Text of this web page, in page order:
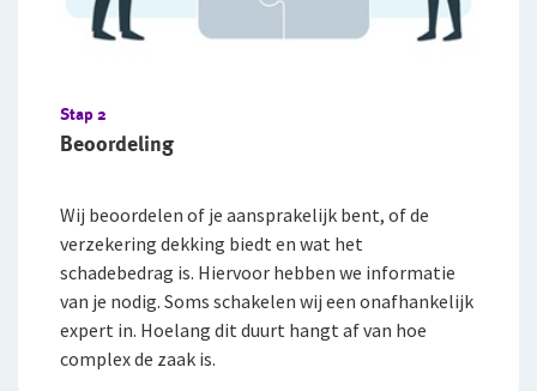
Beoordeling
Stap 2
Wij beoordelen of je aansprakelijk bent, of de
verzekering dekking biedt en wat het
schadebedrag is. Hiervoor hebben we informatie
van je nodig. Soms schakelen wij een onafhankelijk
expert in. Hoelang dit duurt hangt af van hoe
complex de zaak is.